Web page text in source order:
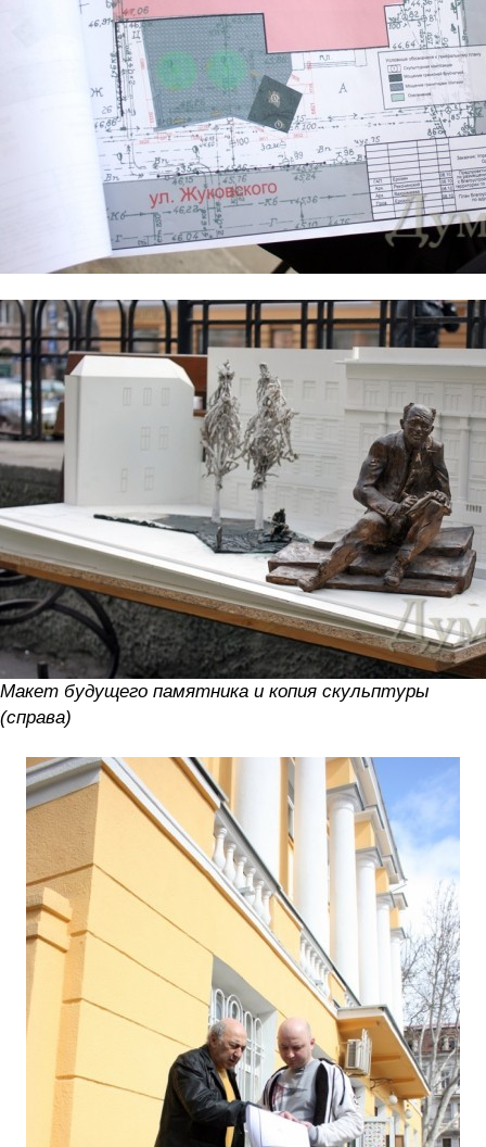
Макет будущего памятника и копия скульптуры
(справа)